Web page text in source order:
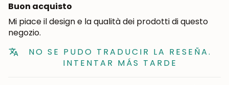
Buon acquisto
Mi piace il design e la qualità dei prodotti di questo
negozio.
NO SE PUDO TRADUCIR LA RESEÑA.
INTENTAR MÁS TARDE